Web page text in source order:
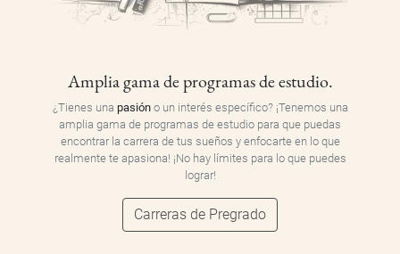
Amplia gama de programas de estudio.
¿Tienes una pasióno un interés específico? ¡Tenemos una
amplia gama de programas de estudio para que puedas
encontrar la carrera de tus sueños y enfocarte en lo que
realmente te apasiona! ¡No hay límites para lo que puedes
lograr!
Carreras de Pregrado